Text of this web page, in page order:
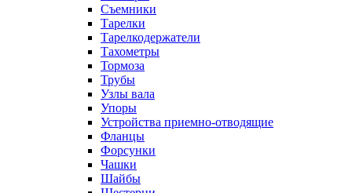
Съемники
Тарелки
Тарелкодержатели
Тахометры
Тормоза
Трубы
Узлы вала
Упоры
Устройства приемно-отводящие
Фланцы
Форсунки
Чашки
Шайбы